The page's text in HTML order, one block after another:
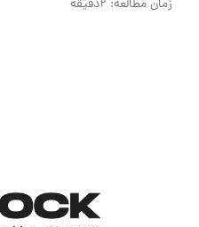
زمان مطالعه: 2دقیقه